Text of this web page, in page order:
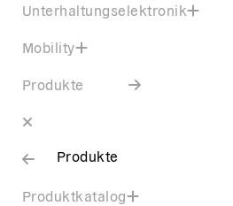
Unterhaltungselektronik
Mobility
Produkte
Produkte
Produktkatalog